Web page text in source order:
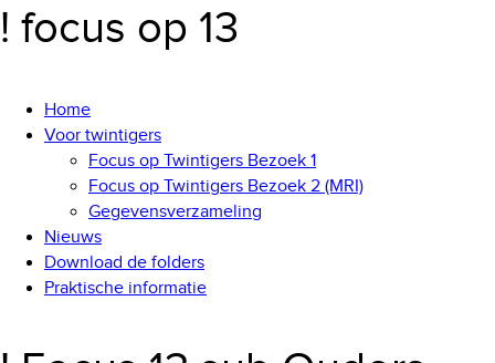
! focus op 13
Home
Voor twintigers
Focus op Twintigers Bezoek 1
Focus op Twintigers Bezoek 2 (MRI)
Gegevensverzameling
Nieuws
Download de folders
Praktische informatie